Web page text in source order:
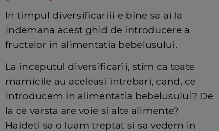
In timpul diversificariii e bine sa ai la
indemana acest ghid de introducere a
fructelor in alimentatia bebelusului.
La inceputul diversificarii, stim ca toate
mamicile au aceleasi intrebari, cand, ce
introducem in alimentatia bebelusului? De
la ce varsta are voie si alte alimente?
Haideti sa o luam treptat si sa vedem in